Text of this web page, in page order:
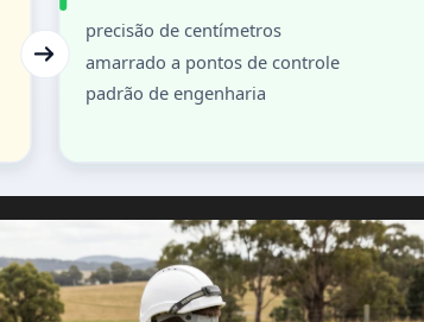
precisão de centímetros
amarrado a pontos de controle
padrão de engenharia